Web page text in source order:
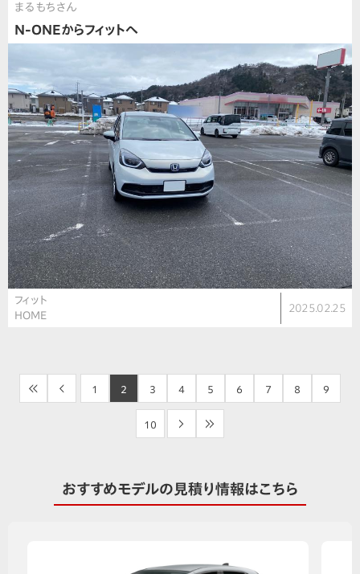
まるもちさん
N-ONEからフィットへ
フィット
HOME
2025.02.25
<< < 1 2 3 4 5 6 7 8 9
10 > >>
おすすめモデルの見積り情報はこちら